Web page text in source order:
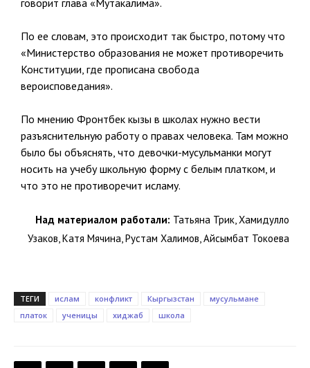
По ее словам, это происходит так быстро, потому что
«Министерство образования не может противоречить
Конституции, где прописана свобода
вероисповедания».
По мнению Фронтбек кызы в школах нужно вести
разъяснительную работу о правах человека. Там можно
было бы объяснять, что девочки-мусульманки могут
носить на учебу школьную форму с белым платком, и
что это не противоречит исламу.
Над материалом работали: Татьяна Трик, Хамидулло
Узаков, Катя Мячина, Рустам Халимов, Айсымбат Токоева
ТЕГИ ислам конфликт Кыргызстан
мусульмане
платок
ученицы хиджаб школа